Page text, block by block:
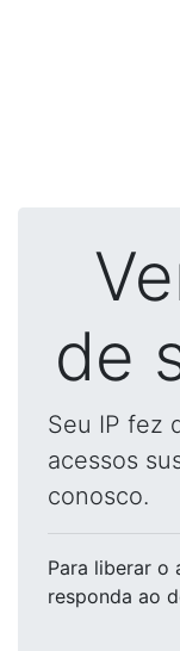
de
Seu IP fez
acessos
conosco.
Para liberar o
responda ao